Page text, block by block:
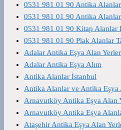
0531 981 01 90 Antika Alanlar
0531 981 01 90 Antika Alanlar
0531 981 01 90 Kitap Alanlar
0531 981 01 90 Plak Alanlar
Adalar Antika Eşya Alan Yerler
Adalar Antika Eşya Alım
Antika Alanlar İstanbul
Antika Alanlar ve Antika Eşya
Arnavutköy Antika Eşya Alan
Arnavutköy Antika Eşya
Ataşehir Antika Eşya Alan